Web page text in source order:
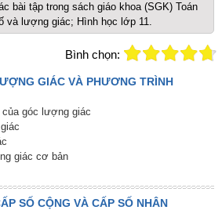
bài tập trong sách giáo khoa (SGK) Toán
và lượng giác; Hình học lớp 11.
Bình chọn:
GIÁC VÀ PHƯƠNG TRÌNH
góc lượng giác
giác cơ bản
SỐ CỘNG VÀ CẤP SỐ NHÂN